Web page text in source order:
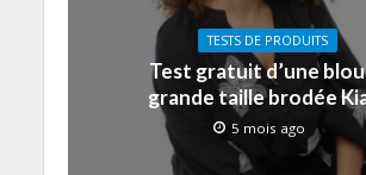
TESTS DE PRODUITS
Test gratuit d’une
grande taille brodée
5 mois ago